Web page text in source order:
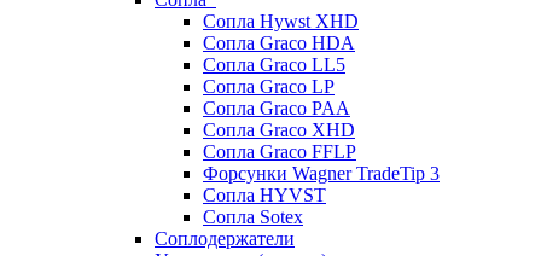
Сопла Hywst XHD
Сопла Graco HDA
Сопла Graco LL5
Сопла Graco LP
Сопла Graco PAA
Сопла Graco XHD
Сопла Graco FFLP
Форсунки Wagner TradeTip 3
Сопла HYVST
Сопла Sotex
Соплодержатели